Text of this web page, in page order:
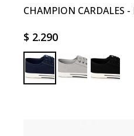
CHAMPION CARDALES
$ 2.290